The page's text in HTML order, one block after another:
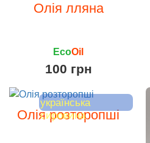
Олія лляна
EcoOil
100 грн
українська
сировина
Олія розторопші